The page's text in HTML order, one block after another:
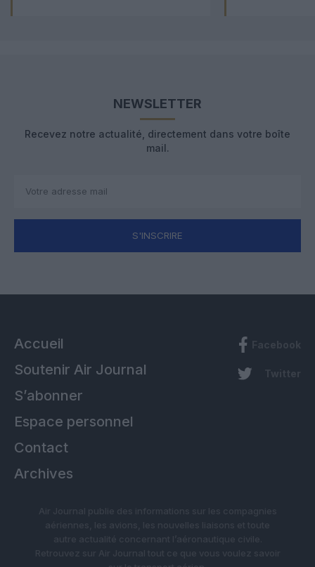
NEWSLETTER
Recevez notre actualité, directement dans votre boîte
mail.
S'INSCRIRE
Accueil
Soutenir Air Journal
S’abonner
Espace personnel
Contact
Archives